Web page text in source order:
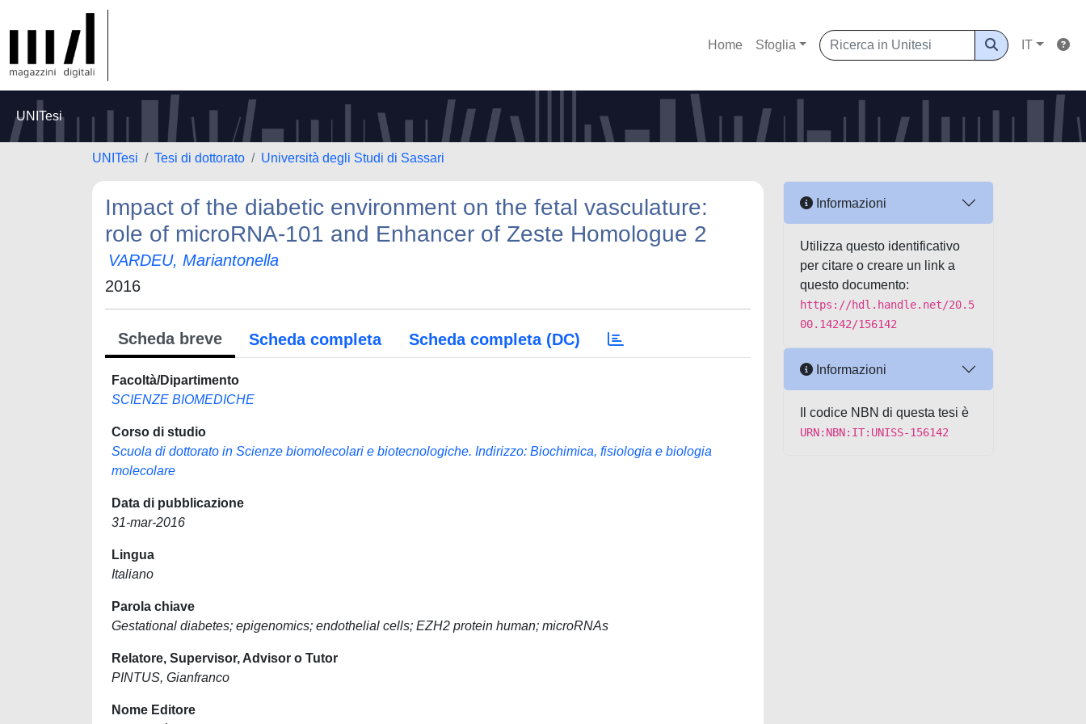
Home Sfoglia IT
UNITesi
UNITesi Tesi di dottorato Università degli Studi di Sassari
Impact of the diabetic environment on the fetal vasculature:
role of microRNA-101 and Enhancer of Zeste Homologue 2
VARDEU, Mariantonella
2016
Scheda breve Scheda completa Scheda completa (DC)
Facoltà/Dipartimento
SCIENZE BIOMEDICHE
Corso di studio
Scuola di dottorato in Scienze biomolecolari e biotecnologiche. Indirizzo: Biochimica, fisiologia e biologia
molecolare
Data di pubblicazione
31-mar-2016
Lingua
Italiano
Parola chiave
Gestational diabetes; epigenomics; endothelial cells; EZH2 protein human; microRNAs
Relatore, Supervisor, Advisor o Tutor
PINTUS, Gianfranco
Nome Editore
Informazioni
Utilizza questo identificativo
per citare o creare un link a
questo documento:
https://hdl.handle.net/20.5
00.14242/156142
Informazioni
Il codice NBN di questa tesi è
URN:NBN:IT:UNISS-156142